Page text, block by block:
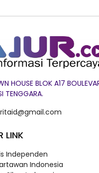
HOUSE BLOK A17
TENGGARA.
LINK
Independen
Indonesia